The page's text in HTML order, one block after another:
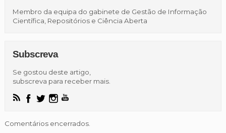
Membro da equipa do gabinete de Gestão de Informação
Científica, Repositórios e Ciência Aberta
Subscreva
Se gostou deste artigo,
subscreva para receber mais.
Comentários encerrados.